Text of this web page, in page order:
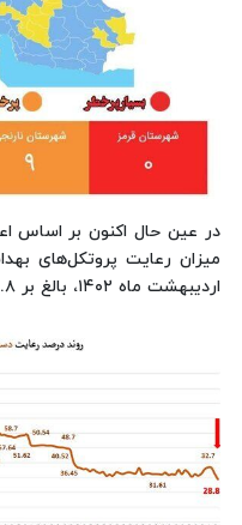
در عین حال اکنون بر اساس
اردیبهشت ماه ۱۴۰۲، بالغ بر ۲۸.۸ درصد بوده است.